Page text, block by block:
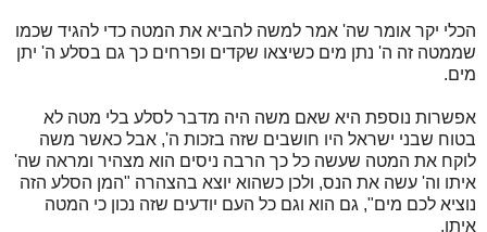
הכלי יקר אומר שה' אמר למשה להביא את המטה כדי להגיד שכמו
שממטה זה ה' נתן מים כשיצאו שקדים ופרחים כך גם בסלע ה' יתן
מים.
אפשרות נוספת היא שאם משה היה מדבר לסלע בלי מטה לא
בטוח שבני ישראל היו חושבים שזה בזכות ה', אבל כאשר משה
לוקח את המטה שעשה כל כך הרבה ניסים הוא מצהיר ומראה שה'
איתו וה' עשה את הנס, ולכן כשהוא יוצא בהצהרה "המן הסלע הזה
נוציא לכם מים", גם הוא וגם כל העם יודעים שזה נכון כי המטה
איתו.